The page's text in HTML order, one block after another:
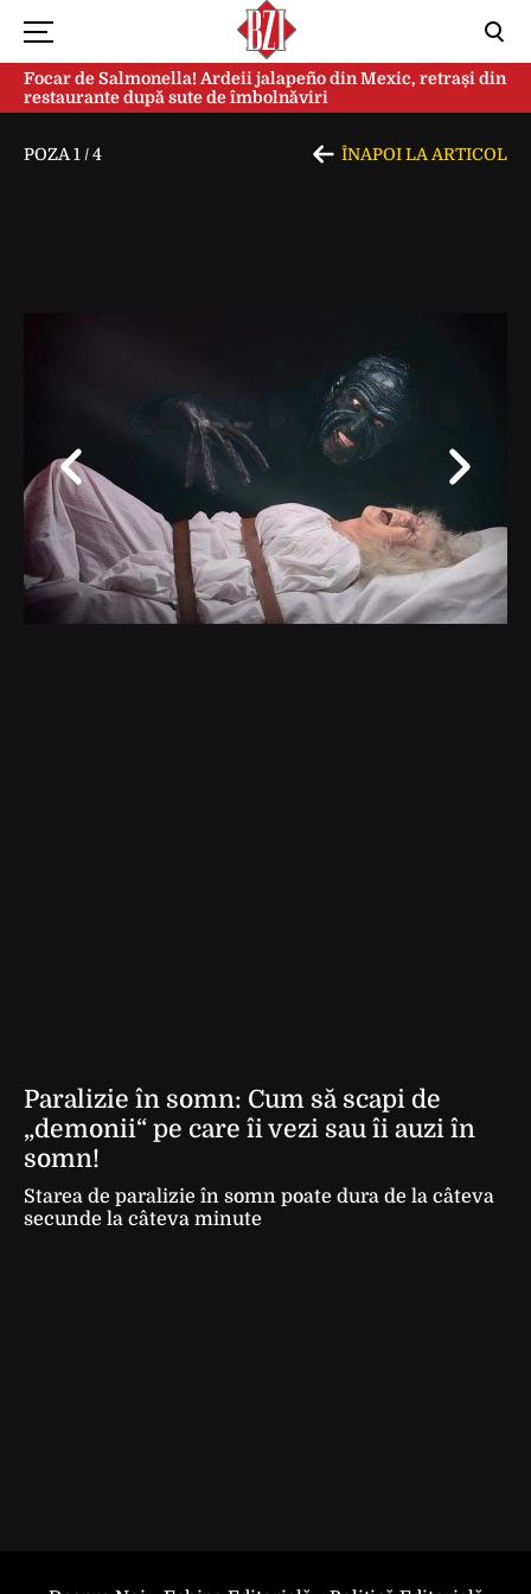
Focar de Salmonella! Ardeii jalapeño din Mexic, retrași din
restaurante după sute de îmbolnăviri
POZA 1 /4 ÎNAPOI LA ARTICOL
Paralizie în somn: Cum să scapi de
„demonii“ pe care îi vezi sau îi auzi în
somn!
Starea de paralizie în somn poate dura de la câteva
secunde la câteva minute